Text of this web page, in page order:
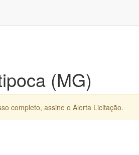
(MG)
completo, assine o Alerta Licitação.